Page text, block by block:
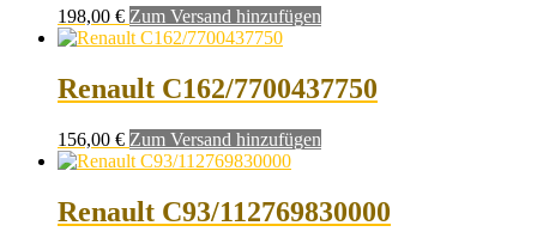
198,00 € Zum Versand hinzufügen
Renault C162/7700437750
156,00 € Zum Versand hinzufügen
Renault C93/112769830000